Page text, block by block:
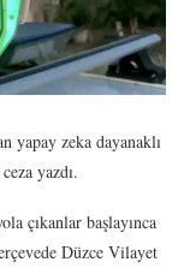
yapay zeka dayanaklı
yazdı.
çıkanlar başlayınca
Düzce Vilayet